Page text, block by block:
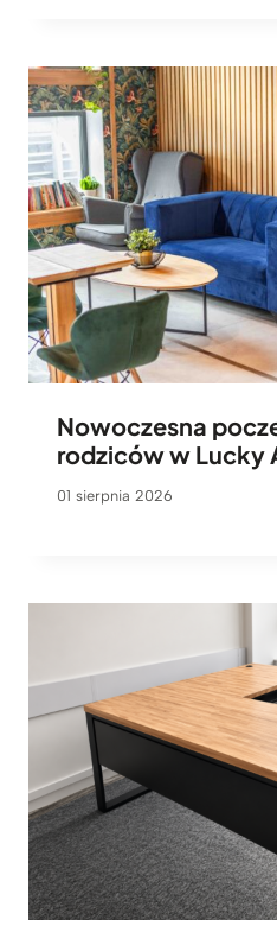
Nowoczesna
rodziców w Lucky
01 sierpnia 2026